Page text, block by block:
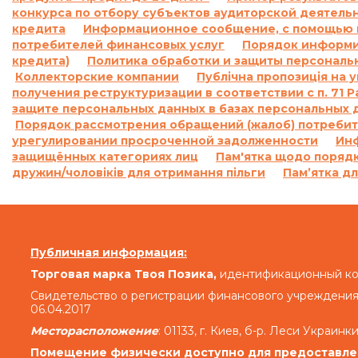
Проценты годовых, указанные в
просроченные проценты за пользование
ранее
Кредитодатель не начисляет проценты
Совокупная сумма начисленных процентов
исполнения обязательств на основании
По договору
Кредита (если условия Договора
денежных средств (если условия
денежных средств) и/или суммы Кредита в
кодекса Украины Кредитодатель имеет право
семьсот) процентов годовых от просроченной
день просрочки на сумму задолженности,
выдачу Кредита (если условия Договора
конкурса по отбору субъектов аудиторской
кредита
Информационное сообщение, с помощью
потребителей финансовых услуг
Порядок
кредита)
Политика обработки и защиты
Коллекторские компании
Публічна пропозиція на
получения реструктуризации в соответствии с п.
защите персональных данных в базах персональных
Порядок рассмотрения обращений (жалоб)
урегулировании просроченной задолженности
защищённых категориях лиц
Пам'ятка щодо
дружин/чоловіків для отримання пільги
Пам’ятка
Публичная информация:
Торговая марка Твоя Позика, идентификационный
Свидетельство о регистрации финансового
06.04.2017
Месторасположение: 01133, г. Киев, б-р. Леси
Помещение физически доступно для